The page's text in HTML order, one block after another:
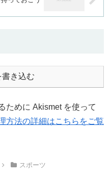
書き込む
ために Akismet を使って
方法の詳細はこちらをご覧
スポーツ